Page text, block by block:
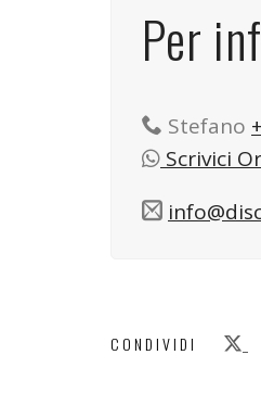
Per
Stefano
Scrivici
CONDIVIDI